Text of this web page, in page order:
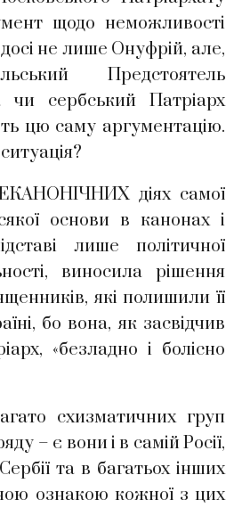
щодо неможливості
не лише Онуфрій, але,
Предстоятель
сербський Патріарх
цю саму аргументацію.
діях самої
основи в канонах і
лише політичної
виносила рішення
які полишили її
бо вона, як засвідчив
«безладно і болісно
схизматичних груп
– є вони і в самій Росії,
та в багатьох інших
ознакою кожної з цих